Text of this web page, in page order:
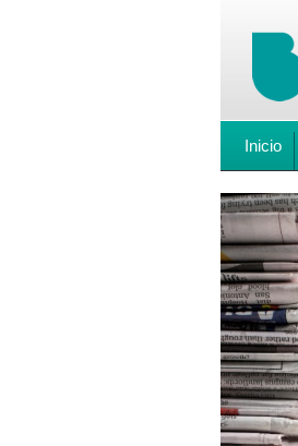
Inicio